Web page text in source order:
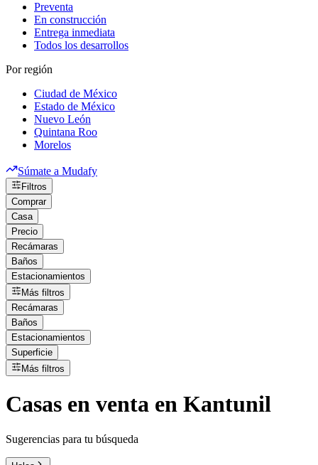
Preventa
En construcción
Entrega inmediata
Todos los desarrollos
Por región
Ciudad de México
Estado de México
Nuevo León
Quintana Roo
Morelos
Súmate a Mudafy
Filtros
Comprar
Casa
Precio
Recámaras
Baños
Estacionamientos
Más filtros
Recámaras
Baños
Estacionamientos
Superficie
Más filtros
Casas en venta en Kantunil
Sugerencias para tu búsqueda